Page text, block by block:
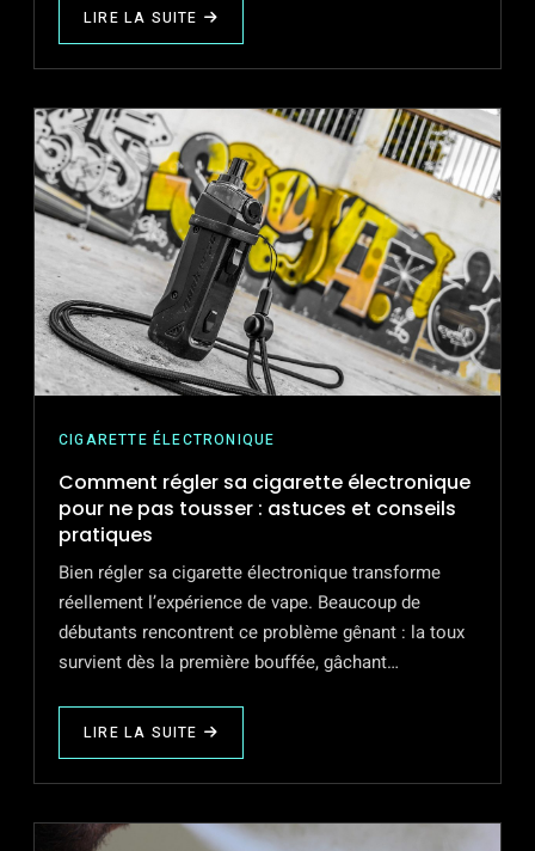
LIRE LA SUITE
ABOUT
GLYCOL
DANGEREUX
:
DÉCRYPTAGE
DES
RISQUES
POUR
LA
SANTÉ
CIGARETTE ÉLECTRONIQUE
Comment régler sa cigarette électronique
pour ne pas tousser : astuces et conseils
pratiques
Bien régler sa cigarette électronique transforme
réellement l’expérience de vape. Beaucoup de
débutants rencontrent ce problème gênant : la toux
survient dès la première bouffée, gâchant…
LIRE LA SUITE
ABOUT
SA
POUR
NE